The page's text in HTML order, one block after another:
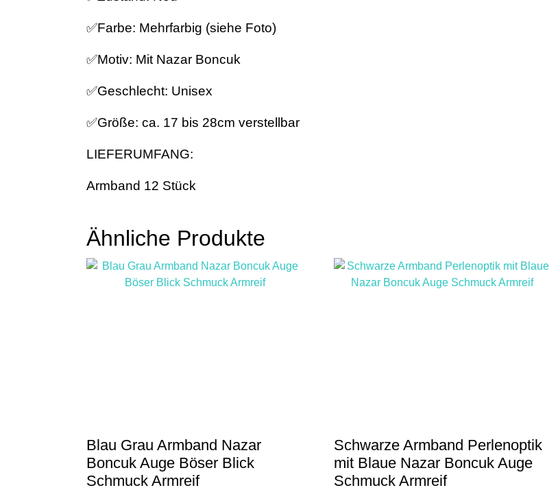
✅️Farbe: Mehrfarbig (siehe Foto)
✅️Motiv: Mit Nazar Boncuk
✅️Geschlecht: Unisex
✅️Größe: ca. 17 bis 28cm verstellbar
LIEFERUMFANG:
Armband 12 Stück
Ähnliche Produkte
Blau Grau Armband Nazar
Boncuk Auge Böser Blick
Schmuck Armreif
Schwarze Armband Perlenoptik
mit Blaue Nazar Boncuk Auge
Schmuck Armreif